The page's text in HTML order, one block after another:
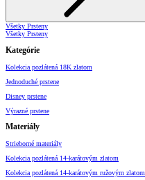
Všetky Prsteny
Všetky Prsteny
Kategórie
Kolekcia pozlátená 18K zlatom
Jednoduché prstene
Disney prstene
Výrazné prstene
Materiály
Strieborné materiály
Kolekcia pozlátená 14-karátovým zlatom
Kolekcia pozlátená 14-karátovým ružovým zlatom